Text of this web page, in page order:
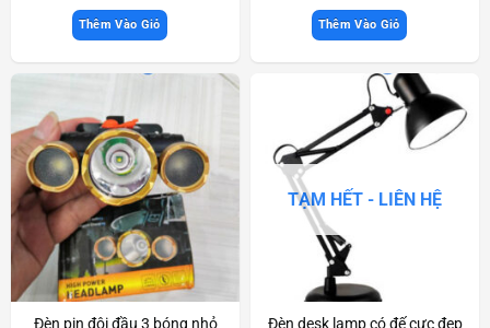
Thêm Vào Giỏ Thêm Vào Giỏ
Đèn pin đội đầu 3 bóng nhỏ
TẠM HẾT - LIÊN HỆ
Đèn desk lamp có đế cực đẹp